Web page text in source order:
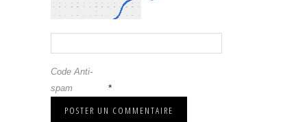
Code Anti-
spam
*